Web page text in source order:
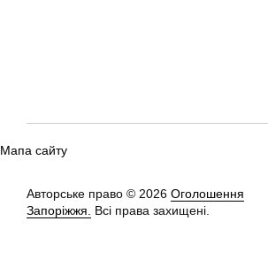
Мапа сайту
Авторське право © 2026 Оголошення
Запоріжжя.
Всі права захищені.